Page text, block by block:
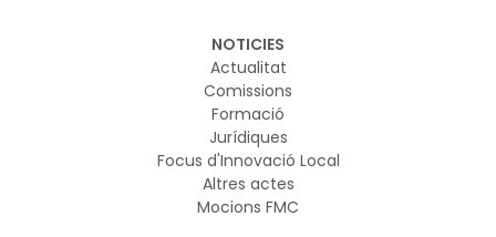
NOTICIES
Actualitat
Comissions
Formació
Jurídiques
Focus d'Innovació Local
Altres actes
Mocions FMC